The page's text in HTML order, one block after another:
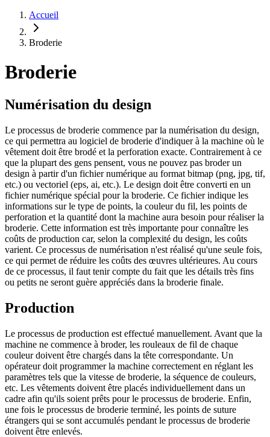
Accueil
Broderie
Broderie
Numérisation du design
Le processus de broderie commence par la numérisation du design,
ce qui permettra au logiciel de broderie d'indiquer à la machine où le
vêtement doit être brodé et la perforation exacte. Contrairement à ce
que la plupart des gens pensent, vous ne pouvez pas broder un
design à partir d'un fichier numérique au format bitmap (png, jpg, tif,
etc.) ou vectoriel (eps, ai, etc.). Le design doit être converti en un
fichier numérique spécial pour la broderie. Ce fichier indique les
informations sur le type de points, la couleur du fil, les points de
perforation et la quantité dont la machine aura besoin pour réaliser la
broderie. Cette information est très importante pour connaître les
coûts de production car, selon la complexité du design, les coûts
varient. Ce processus de numérisation n'est réalisé qu'une seule fois,
ce qui permet de réduire les coûts des œuvres ultérieures. Au cours
de ce processus, il faut tenir compte du fait que les détails très fins
ou petits ne seront guère appréciés dans la broderie finale.
Production
Le processus de production est effectué manuellement. Avant que la
machine ne commence à broder, les rouleaux de fil de chaque
couleur doivent être chargés dans la tête correspondante. Un
opérateur doit programmer la machine correctement en réglant les
paramètres tels que la vitesse de broderie, la séquence de couleurs,
etc. Les vêtements doivent être placés individuellement dans un
cadre afin qu'ils soient prêts pour le processus de broderie. Enfin,
une fois le processus de broderie terminé, les points de suture
étrangers qui se sont accumulés pendant le processus de broderie
doivent être enlevés.